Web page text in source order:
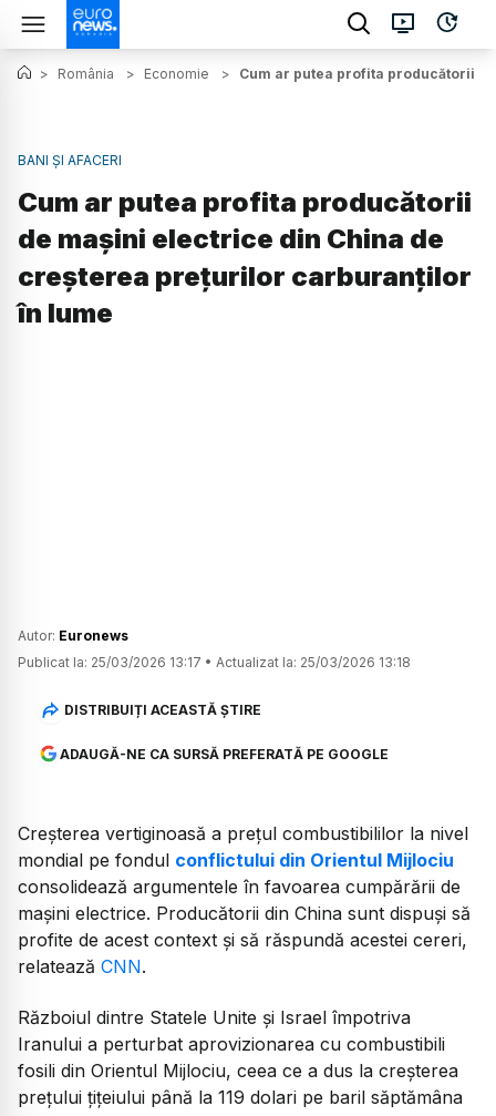
> România > Economie > Cum ar putea profita producătorii
BANI ȘI AFACERI
Cum ar putea profita producătorii
de mașini electrice din China de
creșterea prețurilor carburanților
în lume
Autor: Euronews
Publicat la: 25/03/2026 13:17 • Actualizat la: 25/03/2026 13:18
DISTRIBUIȚI ACEASTĂ ȘTIRE
ADAUGĂ-NE CA SURSĂ PREFERATĂ PE GOOGLE
Creșterea vertiginoasă a prețul combustibililor la nivel
mondial pe fondul conflictului din Orientul Mijlociu
consolidează argumentele în favoarea cumpărării de
mașini electrice. Producătorii din China sunt dispuși să
profite de acest context și să răspundă acestei cereri,
relatează CNN.
Războiul dintre Statele Unite și Israel împotriva
Iranului a perturbat aprovizionarea cu combustibili
fosili din Orientul Mijlociu, ceea ce a dus la creșterea
prețului țițeiului până la 119 dolari pe baril săptămâna